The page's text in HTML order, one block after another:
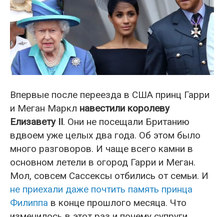
Впервые после переезда в США принц Гарри
и Меган Маркл навестили королеву
Елизавету II. Они не посещали Британию
вдвоем уже целых два года. Об этом было
много разговоров. И чаще всего камни в
основном летели в огород Гарри и Меган.
Мол, совсем Сассексы отбились от семьи. И
не приехали даже почтить память принца
Филиппа в конце прошлого месяца. Что